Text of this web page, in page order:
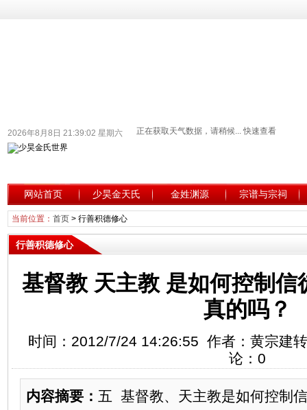
2026年8月8日 21:39:03 星期六
网站首页 少昊金天氏 金姓渊源 宗谱与宗祠
当前位置： 首页> 行善积德修心
行善积德修心
基督教 天主教 是如何控制信
真的吗？
时间：2012/7/24 14:26:55 作者：黄宗建
论：0
内容摘要： 五 基督教、天主教是如何控制